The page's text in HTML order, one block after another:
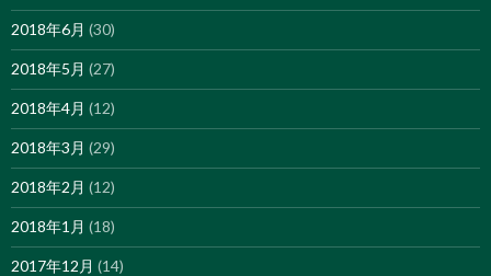
2018年6月 (30)
2018年5月 (27)
2018年4月 (12)
2018年3月 (29)
2018年2月 (12)
2018年1月 (18)
2017年12月 (14)